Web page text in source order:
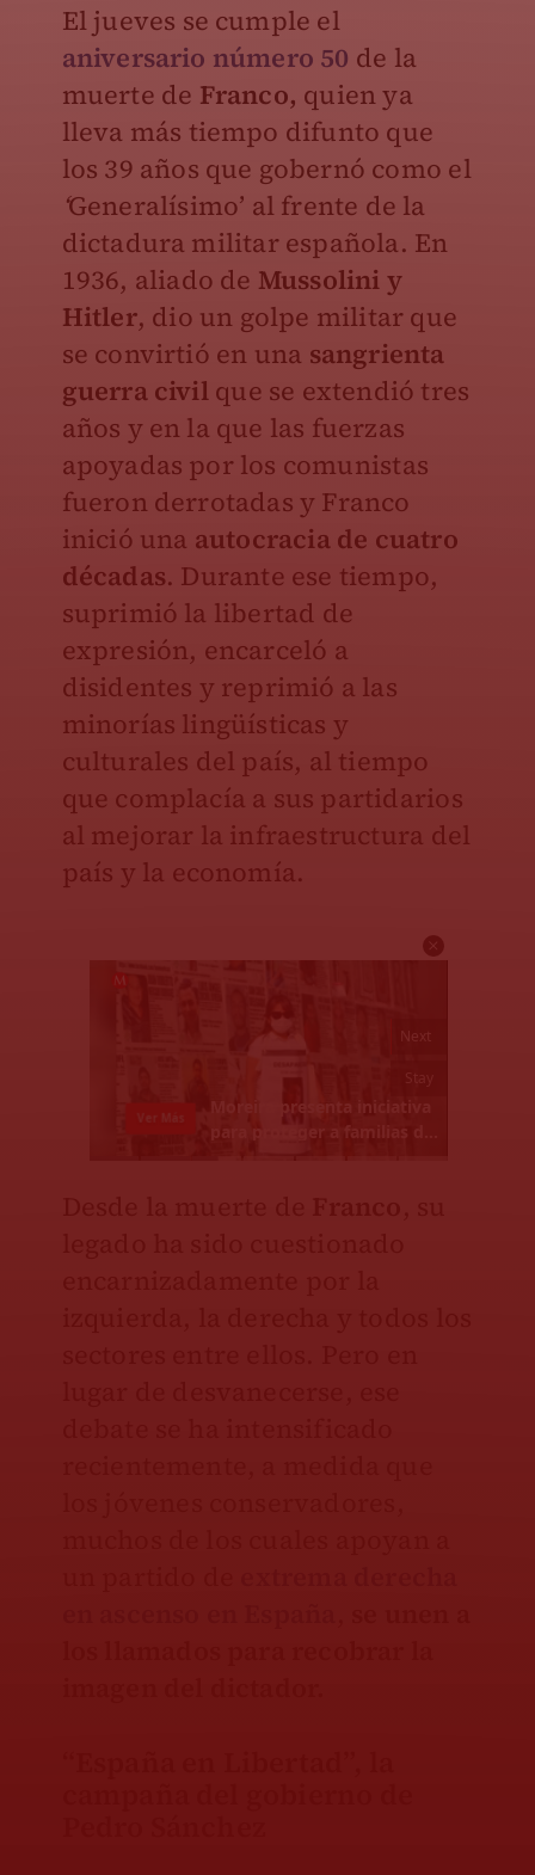
El jueves se cumple el
aniversario número 50 de la
muerte de Franco, quien ya
lleva más tiempo difunto que
los 39 años que gobernó como el
‘Generalísimo’ al frente de la
dictadura militar española. En
1936, aliado de Mussolini y
Hitler, dio un golpe militar que
se convirtió en una sangrienta
guerra civilque se extendió tres
años y en la que las fuerzas
apoyadas por los comunistas
fueron derrotadas y Franco
inició una autocracia de cuatro
décadas. Durante ese tiempo,
suprimió la libertad de
expresión, encarceló a
disidentes y reprimió a las
minorías lingüísticas y
culturales del país, al tiempo
que complacía a sus partidarios
al mejorar la infraestructura del
país y la economía.